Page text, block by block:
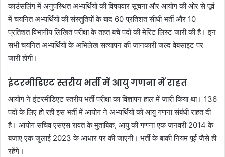
काउंसलिंग में अनुपस्थित अभ्यर्थियों की विषयवार सूचना और आयोग की ओर से पूर्व
में चयनित अभ्यर्थियों की संस्तुतियों के बाद 60 प्रतिशत सीधी भर्ती और 10
प्रतिशत विभागीय लिखित परीक्षा के तहत बचे पदों की मेरिट लिस्ट जारी की है। इन
सभी चयनित अभ्यर्थियों के अभिलेख सत्यापन की जानकारी जल्द वेबसाइट पर
जारी होगी।
इंटरमीडिएट स्तरीय भर्ती में आयु गणना में राहत
आयोग ने इंटरमीडिएट स्तरीय भर्ती परीक्षा का विज्ञापन हाल में जारी किया था। 136
पदों के लिए हो रही इस भर्ती में आयोग ने अभ्यर्थियों को आयु गणना संबंधी राहत दी
है। आयोग सचिव एसएस रावत के मुताबिक, आयु की गणना एक जनवरी 2014 के
बजाए एक जुलाई 2023 के आधार पर की जाएगी। भर्ती के बाकी नियम पूर्व जैसे ही
रहेंगे।